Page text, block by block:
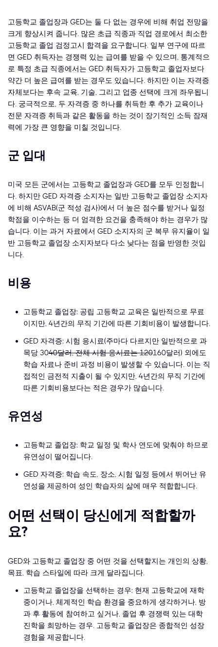
고등학교 졸업장과 GED는 둘 다 없는 경우에 비해 취업 전망을
크게 향상시켜 줍니다. 많은 초급 직종과 직업 경로에서 최소한
고등학교 졸업 검정고시 합격을 요구합니다. 일부 연구에 따르
면 GED 취득자는 경쟁력 있는 급여를 받을 수 있으며, 통계적으
로 특정 초급 직종에서는 GED 취득자가 고등학교 졸업자보다
약간 더 높은 급여를 받는 경우도 있습니다. 하지만 이는 자격증
자체보다는 후속 교육, 기술, 그리고 업종 선택에 크게 좌우됩니
다. 궁극적으로, 두 자격증 중 하나를 취득한 후 추가 교육이나
전문 자격증 취득과 같은 활동을 하는 것이 장기적인 소득 잠재
력에 가장 큰 영향을 미칠 것입니다.
군 입대
미국 모든 군에서는 고등학교 졸업장과 GED를 모두 인정합니
다. 하지만 GED 자격증 소지자는 일반 고등학교 졸업장 소지자
에 비해 ASVAB(군 적성 검사)에서 더 높은 점수를 받거나 일정
학점을 이수하는 등 더 엄격한 요건을 충족해야 하는 경우가 많
습니다. 이는 과거 자료에서 GED 소지자의 군 복무 유지율이 일
반 고등학교 졸업장 소지자보다 다소 낮다는 점을 반영한 것입
니다.
비용
고등학교 졸업장: 공립 고등학교 교육은 일반적으로 무료
이지만, 4년간의 무직 기간에 따른 기회비용이 발생합니다.
GED 자격증: 시험 응시료(주마다 다르지만 일반적으로 과
목당 3040달러, 전체 시험 응시료는 120160달러) 외에도
학습 자료나 준비 과정 비용이 발생할 수 있습니다. 이는 직
접적인 금전적 지출이 될 수 있지만, 4년간의 무직 기간에
따른 기회비용보다는 적은 경우가 많습니다.
유연성
고등학교 졸업장: 학교 일정 및 학사 연도에 맞춰야 하므로
유연성이 떨어집니다.
GED 자격증: 학습 속도, 장소, 시험 일정 등에서 뛰어난 유
연성을 제공하여 성인 학습자의 삶에 매우 적합합니다.
어떤 선택이 당신에게 적합할까
요?
GED와 고등학교 졸업장 중 어떤 것을 선택할지는 개인의 상황,
목표, 학습 스타일에 따라 크게 달라집니다.
고등학교 졸업장을 선택하는 경우: 현재 고등학교에 재학
중이거나, 체계적인 학습 환경을 중요하게 생각하거나, 방
과 후 활동에 참여하고 싶거나, 졸업 후 경쟁력 있는 대학
진학을 희망하는 경우. 고등학교 졸업장은 종합적인 성장
경험을 제공합니다.